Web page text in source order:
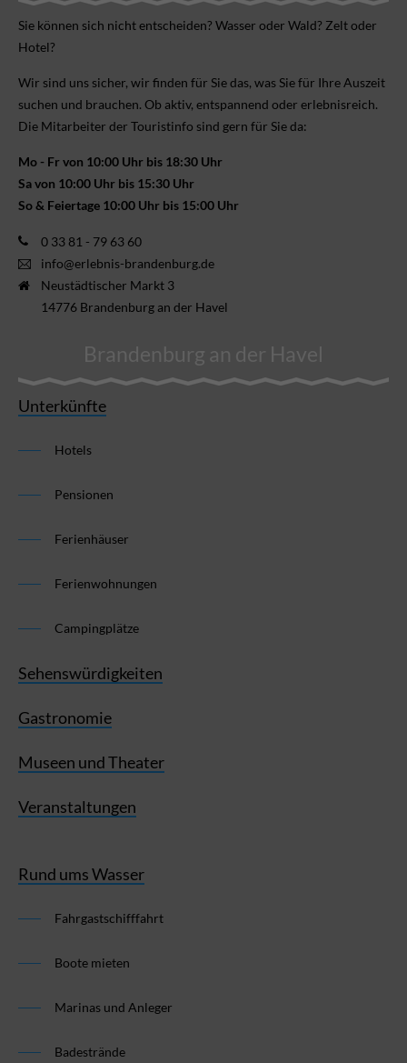
Sie können sich nicht ent­scheiden? Wasser oder Wald? Zelt oder
Hotel?
Wir sind uns sicher, wir finden für Sie das, was Sie für Ihre Aus­zeit
suchen und brauchen. Ob aktiv, ent­spannend oder erlebnis­reich.
Die Mitarbeiter der Touristinfo sind gern für Sie da:
Mo - Fr von 10:00 Uhr bis 18:30 Uhr
Sa von 10:00 Uhr bis 15:30 Uhr
So & Feiertage 10:00 Uhr bis 15:00 Uhr
0 33 81 - 79 63 60
info@erlebnis-brandenburg.de
Neustädtischer Markt 3
14776 Brandenburg an der Havel
Brandenburg an der Havel
Unterkünfte
Hotels
Pensionen
Ferienhäuser
Ferienwohnungen
Campingplätze
Sehenswürdigkeiten
Gastronomie
Museen und Theater
Veranstaltungen
Rund ums Wasser
Fahrgastschifffahrt
Boote mieten
Marinas und Anleger
Badestrände